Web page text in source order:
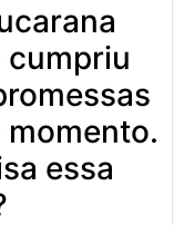
cumpriu
momento.
essa